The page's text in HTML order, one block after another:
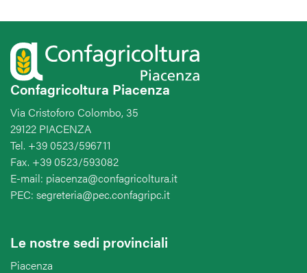
Confagricoltura Piacenza
Via Cristoforo Colombo, 35
29122 PIACENZA
Tel. +39 0523/596711
Fax. +39 0523/593082
E-mail: piacenza@confagricoltura.it
PEC: segreteria@pec.confagripc.it
Le nostre sedi provinciali
Piacenza